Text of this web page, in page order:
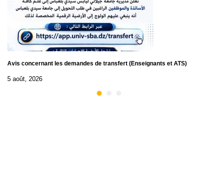
Avis concernant les demandes de transfert (Enseignants et ATS)
5 août, 2026